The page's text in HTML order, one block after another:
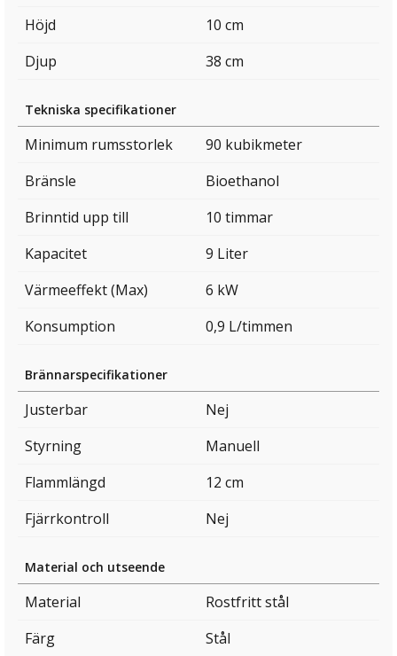
Höjd
10 cm
Djup
38 cm
Tekniska specifikationer
Minimum rumsstorlek
90 kubikmeter
Bränsle
Bioethanol
Brinntid upp till
10 timmar
Kapacitet
9 Liter
Värmeeffekt (Max)
6 kW
Konsumption
0,9 L/timmen
Brännarspecifikationer
Justerbar
Nej
Styrning
Manuell
Flammlängd
12 cm
Fjärrkontroll
Nej
Material och utseende
Material
Rostfritt stål
Färg
Stål